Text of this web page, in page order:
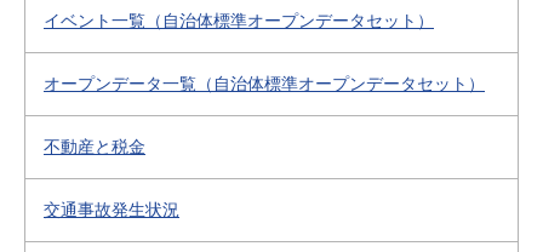
イベント一覧（自治体標準オープンデータセット）
オープンデータ一覧（自治体標準オープンデータセット）
不動産と税金
交通事故発生状況